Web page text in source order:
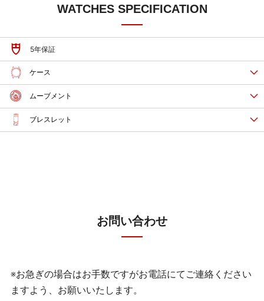
WATCHES SPECIFICATION
5年保証
ケース
ムーブメント
ブレスレット
お問い合わせ
※お急ぎの場合はお手数ですがお電話にてご連絡ください
ますよう、お願いいたします。